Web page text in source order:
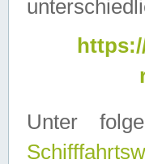
Unter